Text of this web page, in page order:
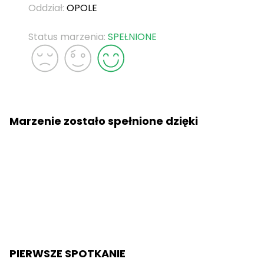
Oddział: OPOLE
Status marzenia: SPEŁNIONE
Marzenie zostało spełnione dzięki
PIERWSZE SPOTKANIE